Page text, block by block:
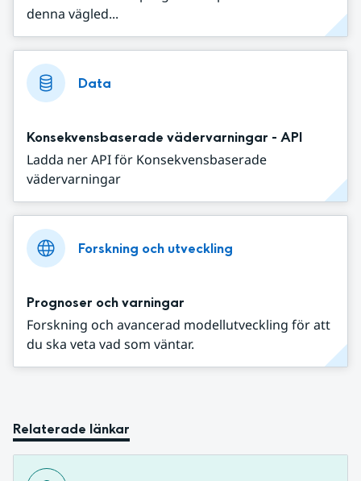
denna vägled...
Data
Konsekvensbaserade vädervarningar - API
Ladda ner API för Konsekvensbaserade
vädervarningar
Forskning och utveckling
Prognoser och varningar
Forskning och avancerad modellutveckling för att
du ska veta vad som väntar.
Relaterade länkar